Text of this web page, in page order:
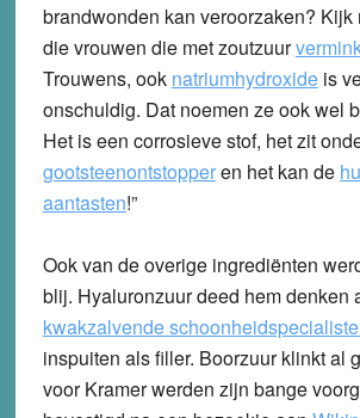
brandwonden kan veroorzaken? Kijk
die vrouwen die met zoutzuur
Trouwens, ook natriumhydroxideis
onschuldig. Dat noemen ze ook wel
Het is een corrosieve stof, het zit
gootsteenontstopperen het kan de
aantasten!”
Ook van de overige ingrediënten
blij. Hyaluronzuur deed hem denken
kwakzalvende
inspuiten als filler. Boorzuur klinkt al
voor Kramer werden zijn bange